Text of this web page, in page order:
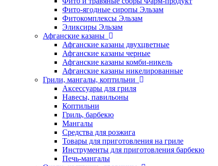
Фито-ягодные сиропы Эльзам
Фитокомплексы Эльзам
Эликсиры Эльзам
Афганские казаны
Афганские казаны двухцветные
Афганские казаны черные
Афганские казаны комби-никель
Афганские казаны никелированные
Грили, мангалы, коптильни
Аксессуары для гриля
Навесы, павильоны
Коптильни
Гриль, барбекю
Мангалы
Средства для розжига
Товары для приготовления на гриле
Инструменты для приготовления барбекю
Печь-мангалы